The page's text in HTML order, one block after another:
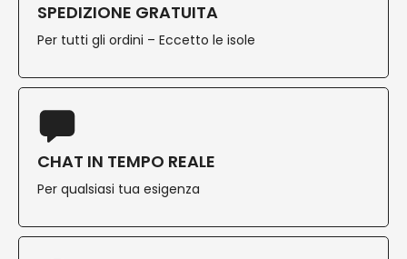
SPEDIZIONE GRATUITA
Per tutti gli ordini – Eccetto le isole
CHAT IN TEMPO REALE
Per qualsiasi tua esigenza